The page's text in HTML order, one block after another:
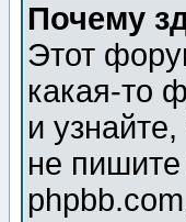
Почему
Этот
какая-то
и
не